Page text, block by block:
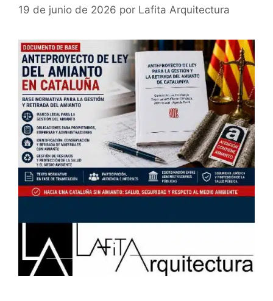
19 de junio de 2026 por Lafita Arquitectura